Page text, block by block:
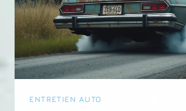
ENTRETIEN AUTO